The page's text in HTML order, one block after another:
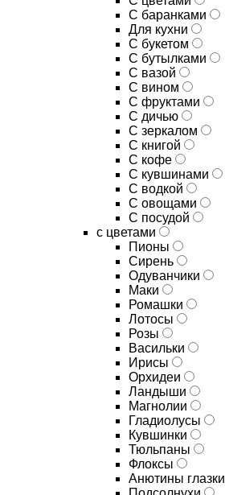
С баранками
Для кухни
C букетом
C бутылками
C вазой
C вином
C фруктами
C дичью
C зеркалом
C книгой
C кофе
C кувшинами
C водкой
C овощами
C посудой
с цветами
Пионы
Сирень
Одуванчики
Маки
Ромашки
Лотосы
Розы
Васильки
Ирисы
Орхидеи
Ландыши
Магнолии
Гладиолусы
Кувшинки
Тюльпаны
Флоксы
Анютины глазки